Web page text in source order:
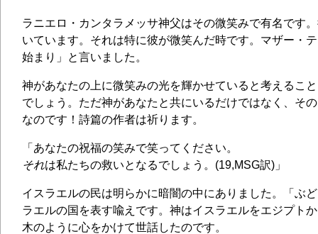
ラニエロ・カンタラメッサ神父はその微笑みで有名です
いています。それは特に彼が微笑んだ時です。マザー・
始まり」と言いました。
神があなたの上に微笑みの光を輝かせていると考えるこ
でしょう。ただ神があなたと共にいるだけではなく、そ
なのです！詩篇の作者は祈ります。
「あなたの祝福の笑みで笑ってください。
それは私たちの救いとなるでしょう。(19,MSG訳)」
イスラエルの民は明らかに暗闇の中にありました。「ぶ
ラエルの国を表す喩えです。神はイスラエルをエジプト
木のように心をかけて世話したのです。